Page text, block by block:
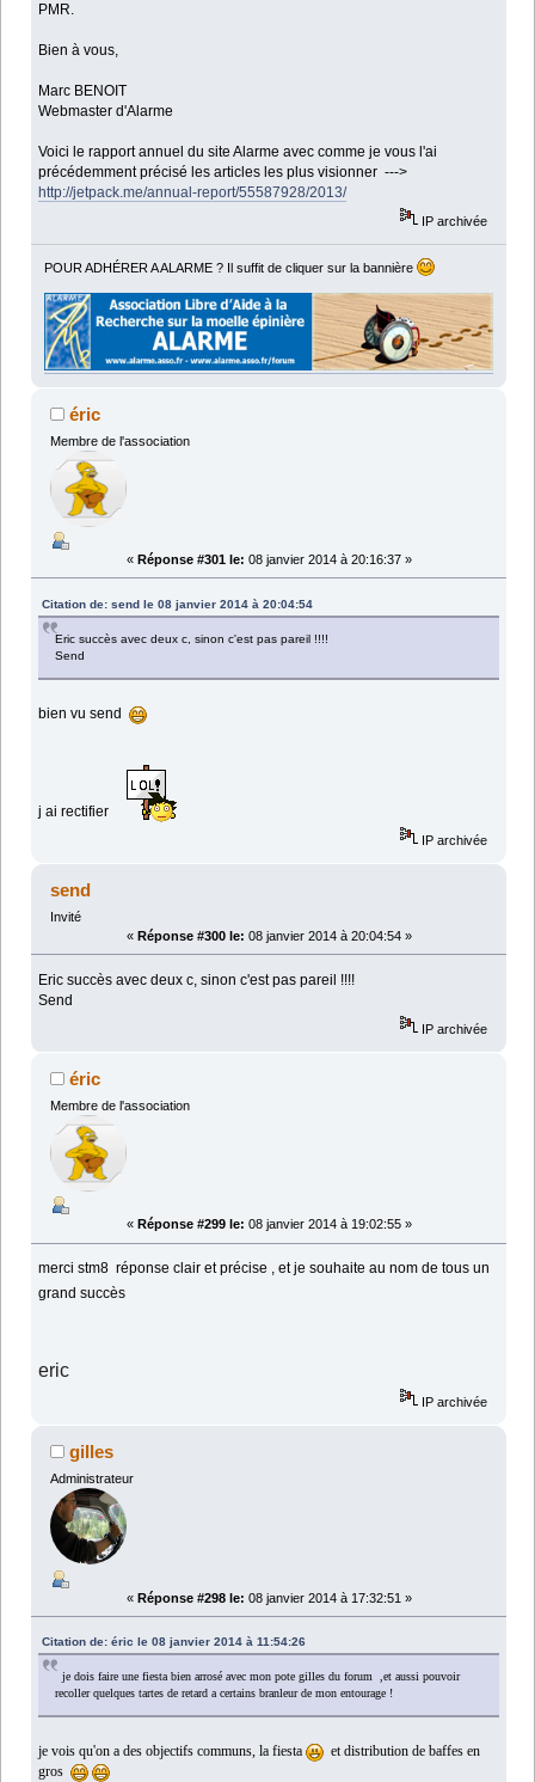
PMR.
Bien à vous,
Marc BENOIT
Webmaster d'Alarme
Voici le rapport annuel du site Alarme avec comme je vous l'ai
précédemment précisé les articles les plus visionner --->
http://jetpack.me/annual-report/55587928/2013/
IP archivée
POUR ADHÉRER A ALARME ? Il suffit de cliquer sur la bannière
éric
Membre de l'association
« Réponse #301 le: 08 janvier 2014 à 20:16:37 »
Citation de: send le 08 janvier 2014 à 20:04:54
Eric succès avec deux c, sinon c'est pas pareil !!!!
Send
bien vu send
j ai rectifier
IP archivée
send
Invité
« Réponse #300 le: 08 janvier 2014 à 20:04:54 »
Eric succès avec deux c, sinon c'est pas pareil !!!!
Send
IP archivée
éric
Membre de l'association
« Réponse #299 le: 08 janvier 2014 à 19:02:55 »
merci stm8 réponse clair et précise , et je souhaite au nom de tous un
grand succès
eric
IP archivée
gilles
Administrateur
« Réponse #298 le: 08 janvier 2014 à 17:32:51 »
Citation de: éric le 08 janvier 2014 à 11:54:26
je dois faire une fiesta bien arrosé avec mon pote gilles du forum ,et aussi pouvoir
recoller quelques tartes de retard a certains branleur de mon entourage !
je vois qu'on a des objectifs communs, la fiesta
et distribution de baffes en
gros